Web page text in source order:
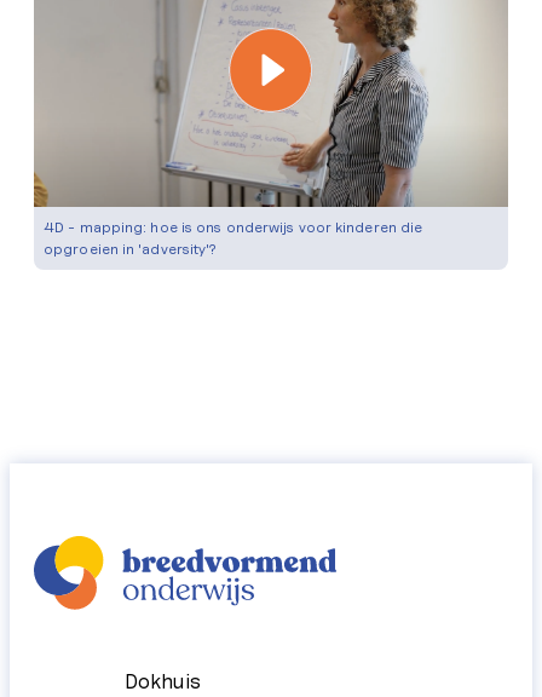
4D - mapping: hoe is ons onderwijs voor kinderen die
opgroeien in 'adversity'?
Dokhuis